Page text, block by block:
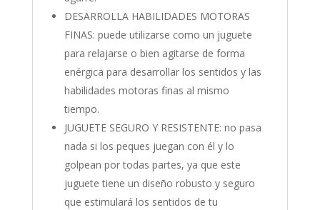
DESARROLLA HABILIDADES MOTORAS
FINAS: puede utilizarse como un juguete
para relajarse o bien agitarse de forma
enérgica para desarrollar los sentidos y las
habilidades motoras finas al mismo
tiempo.
JUGUETE SEGURO Y RESISTENTE: no pasa
nada si los peques juegan con él y lo
golpean por todas partes, ya que este
juguete tiene un diseño robusto y seguro
que estimulará los sentidos de tu